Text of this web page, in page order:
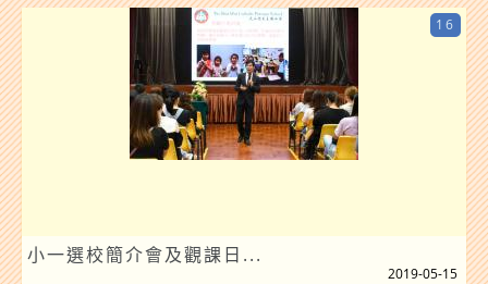
小一選校簡介會及觀課日...
16
2019-05-15